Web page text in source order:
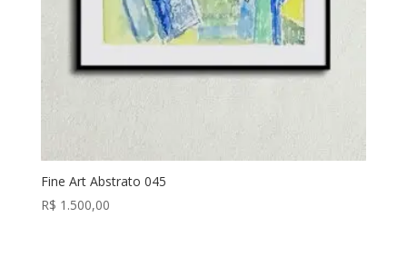
Fine Art Abstrato 045
R$ 1.500,00